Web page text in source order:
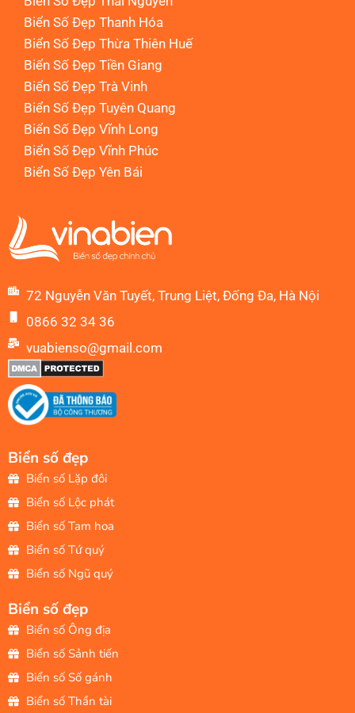
Biển Số Đẹp Thanh Hóa
Biển Số Đẹp Thừa Thiên Huế
Biển Số Đẹp Tiền Giang
Biển Số Đẹp Trà Vinh
Biển Số Đẹp Tuyên Quang
Biển Số Đẹp Vĩnh Long
Biển Số Đẹp Vĩnh Phúc
Biển Số Đẹp Yên Bái
72 Nguyễn Văn Tuyết, Trung Liệt, Đống Đa, Hà Nội
0866 32 34 36
vuabienso@gmail.com
Biển số đẹp
Biển số Lặp đôi
Biển số Lộc phát
Biển số Tam hoa
Biển số Tứ quý
Biển số Ngũ quý
Biển số đẹp
Biển số Ông địa
Biển số Sảnh tiến
Biển số Số gánh
Biển số Thần tài